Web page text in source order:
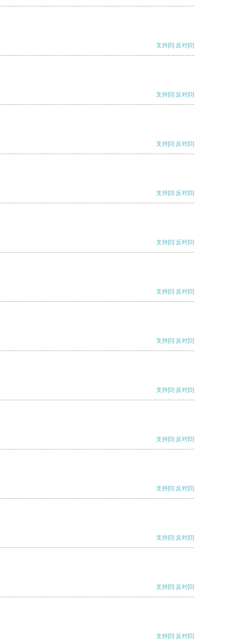
支持[0] 反对[0]
支持[0] 反对[0]
支持[0] 反对[0]
支持[0] 反对[0]
支持[0] 反对[0]
支持[0] 反对[0]
支持[0] 反对[0]
支持[0] 反对[0]
支持[0] 反对[0]
支持[0] 反对[0]
支持[0] 反对[0]
支持[0] 反对[0]
支持[0] 反对[0]